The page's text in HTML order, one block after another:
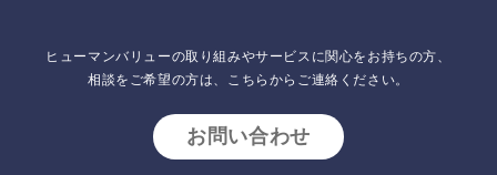
ヒューマンバリューの取り組みやサービスに関心をお持ちの方、
相談をご希望の方は、こちらからご連絡ください。
お問い合わせ